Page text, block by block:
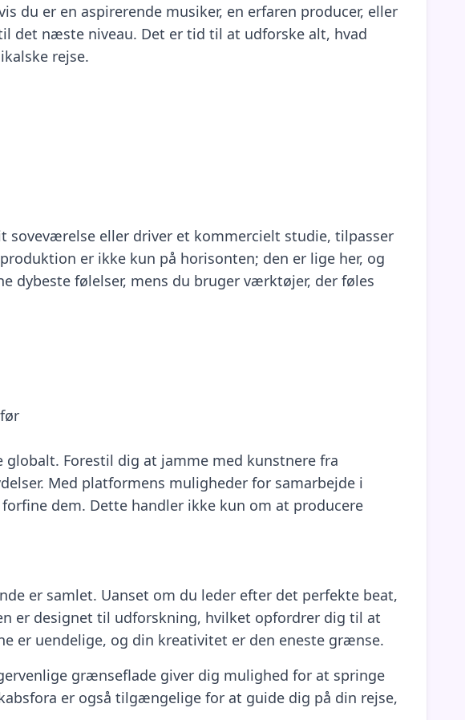
du er en aspirerende musiker, en erfaren producer, eller
det næste niveau. Det er tid til at udforske alt, hvad
rejse.
soveværelse eller driver et kommercielt studie, tilpasser
er ikke kun på horisonten; den er lige her, og
dybeste følelser, mens du bruger værktøjer, der føles
Forestil dig at jamme med kunstnere fra
Med platformens muligheder for samarbejde i
dem. Dette handler ikke kun om at producere
er samlet. Uanset om du leder efter det perfekte beat,
er designet til udforskning, hvilket opfordrer dig til at
er uendelige, og din kreativitet er den eneste grænse.
grænseflade giver dig mulighed for at springe
er også tilgængelige for at guide dig på din rejse,